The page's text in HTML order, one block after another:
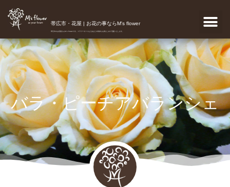
帯広市・花屋 | お花の事ならM's flower
帯広市のお花屋さんM's flowerです。フラワーギフトなどあなたの気持ちを真心こめて宅配いたします。
バラ・ピーチアバランシェ